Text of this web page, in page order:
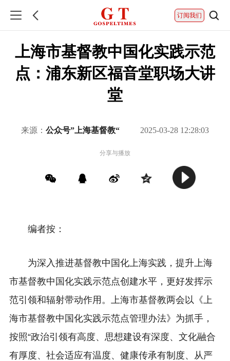
订阅我们
上海市基督教中国化实践示范
点：浦东新区福音堂职场大讲
堂
来源： 公众号”上海基督教“ 2025-03-28 12:28:03
分享与播放
编者按：
为深入推进基督教中国化上海实践，提升上海
市基督教中国化实践示范点创建水平，更好发挥示
范引领和辐射带动作用。上海市基督教两会以《上
海市基督教中国化实践示范点管理办法》为抓手，
按照“政治引领有高度、思想建设有深度、文化融合
有厚度、社会适应有温度、健康传承有制度、从严